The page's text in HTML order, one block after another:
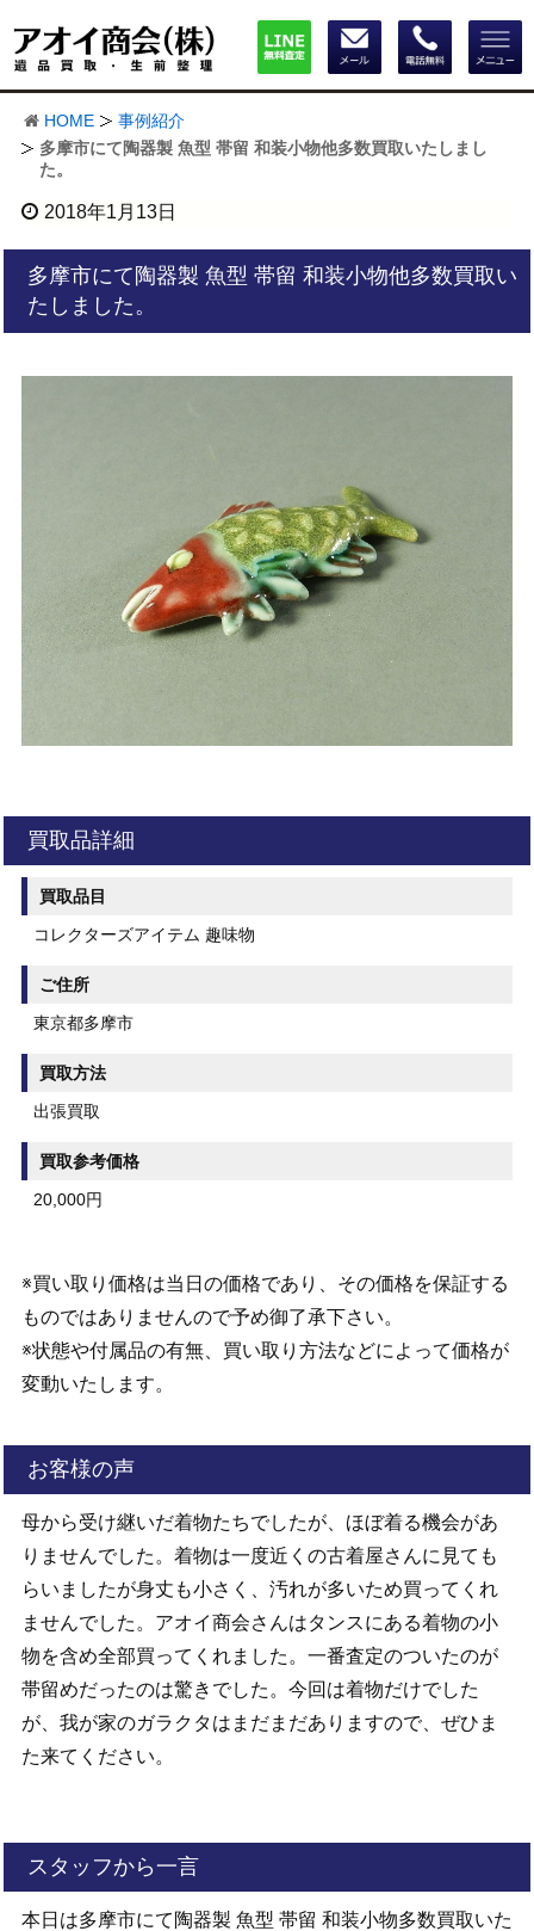
HOME
事例紹介
多摩市にて陶器製 魚型 帯留 和装小物他多数買取いたしまし
た。
2018年1月13日
多摩市にて陶器製 魚型 帯留 和装小物他多数買取い
たしました。
買取品詳細
買取品目
コレクターズアイテム 趣味物
ご住所
東京都多摩市
買取方法
出張買取
買取参考価格
20,000円
※買い取り価格は当日の価格であり、その価格を保証する
ものではありませんので予め御了承下さい。
※状態や付属品の有無、買い取り方法などによって価格が
変動いたします。
お客様の声
母から受け継いだ着物たちでしたが、ほぼ着る機会があ
りませんでした。着物は一度近くの古着屋さんに見ても
らいましたが身丈も小さく、汚れが多いため買ってくれ
ませんでした。アオイ商会さんはタンスにある着物の小
物を含め全部買ってくれました。一番査定のついたのが
帯留めだったのは驚きでした。今回は着物だけでした
が、我が家のガラクタはまだまだありますので、ぜひま
た来てください。
スタッフから一言
本日は多摩市にて陶器製 魚型 帯留 和装小物多数買取いた